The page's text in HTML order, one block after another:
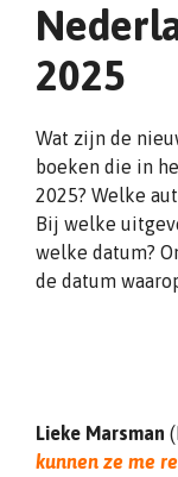
2025
Wat zijn de
boeken die in
2025? Welke
Bij welke
welke datum?
de datum
Lieke Marsman
kunnen ze me